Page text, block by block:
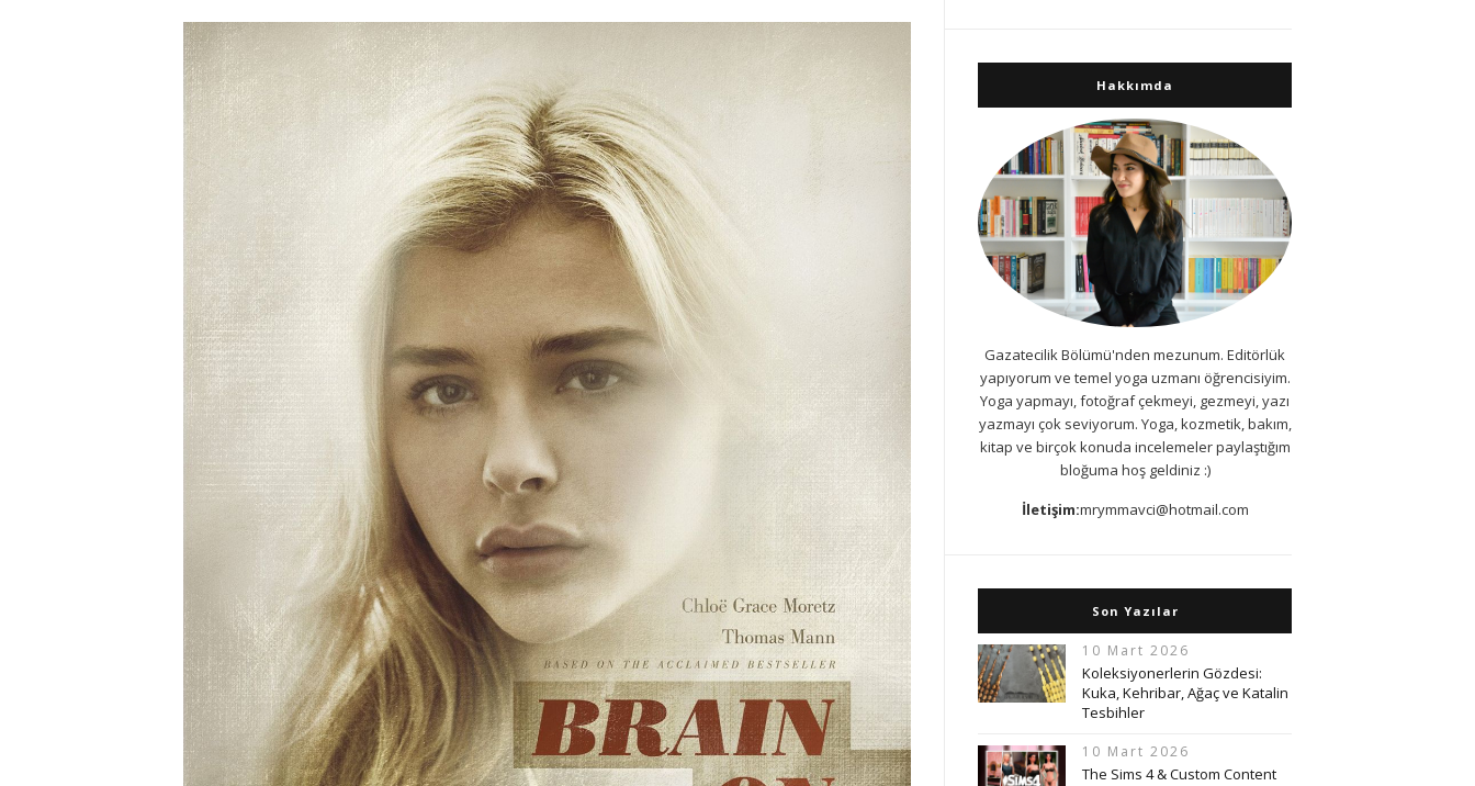
Hakkımda
Gazatecilik Bölümü'nden mezunum. Editörlük
yapıyorum ve temel yoga uzmanı öğrencisiyim.
Yoga yapmayı, fotoğraf çekmeyi, gezmeyi, yazı
yazmayı çok seviyorum. Yoga, kozmetik, bakım,
kitap ve birçok konuda incelemeler paylaştığım
bloğuma hoş geldiniz :)
İletişim:mrymmavci@hotmail.com
Son Yazılar
10 Mart 2026
Koleksiyonerlerin Gözdesi:
Kuka, Kehribar, Ağaç ve Katalin
Tesbihler
10 Mart 2026
The Sims 4 & Custom Content